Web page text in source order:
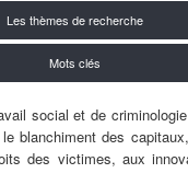
Les thèmes de recherche
Mots clés
social et de
blanchiment des
des victimes, aux